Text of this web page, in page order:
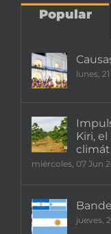
Popular
lunes,
Kiri,
miércoles, 07 Jun
jueves,